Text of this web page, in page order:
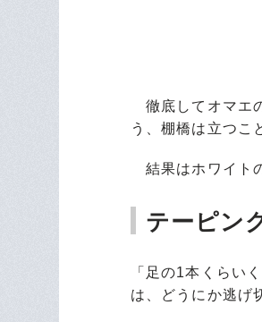
徹底してオマエ
う、棚橋は立つこ
結果はホワイト
テーピン
「足の1本くらい
は、どうにか逃げ